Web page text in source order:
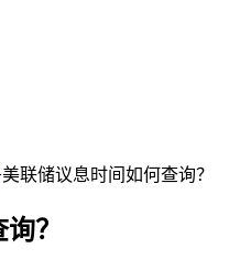
联储议息时间如何查询？
？